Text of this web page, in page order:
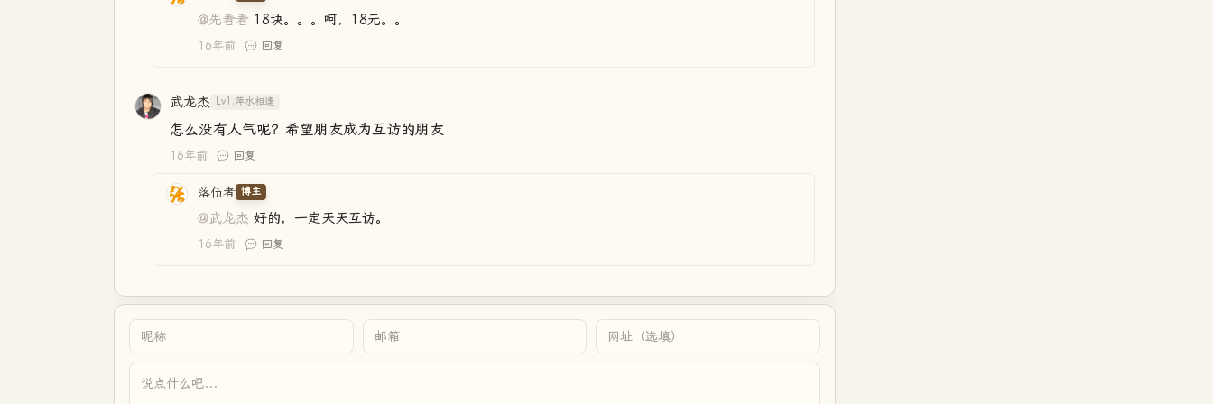
@先看看 18块。。。呵，18元。。
16年前 回复
武龙杰 Lv1.萍水相逢
怎么没有人气呢？希望朋友成为互访的朋友
16年前 回复
落伍者 博主
@武龙杰 好的，一定天天互访。
16年前 回复